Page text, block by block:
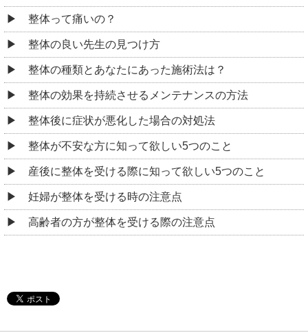
整体って痛いの？
整体の良い先生の見つけ方
整体の種類とあなたにあった施術法は？
整体の効果を持続させるメンテナンスの方法
整体後に症状が悪化した場合の対処法
整体が不安な方に知って欲しい5つのこと
産後に整体を受ける際に知って欲しい5つのこと
妊婦が整体を受ける時の注意点
高齢者の方が整体を受ける際の注意点